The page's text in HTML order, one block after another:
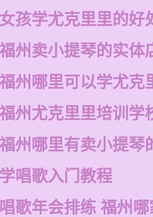
女孩学尤克里里的好
州卖小提琴的实体
州哪里可以学尤克
州尤克里里培训学
州哪里有卖小提琴
学唱歌入门教程
唱歌年会排练 福州